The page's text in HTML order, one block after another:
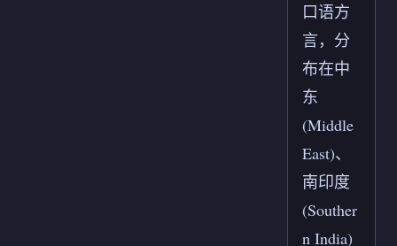
口语方
言，分
布在中
东
(Middle
East)、
南印度
(Souther
n India)